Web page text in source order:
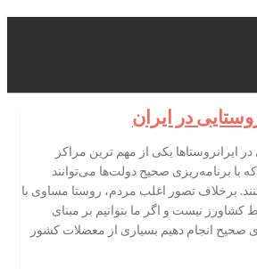
در ایرانروستاها یکی از مهم ترین مراکز
با برنامه‌ریزی صحیح دولت‌ها می‌توانند
برخلاف تصور اغلب مردم، روستا مساوی با
نیست و اگر ما بتوانیم بر مبنای
صحیح انجام دهیم بسیاری از معضلات کشور